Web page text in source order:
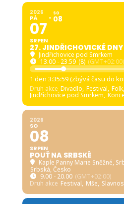
2026
PÁ
07
SRPEN
SO
08
27. JINDŘICHOVICKÉ DNY
Jindřichovice pod Smrkem
13.00 - 23.59 (8) (GMT+02:00)
1 den 3:35:57 (zbývá času do
Druh akce Divadlo, Festival, Folk,
Jindřichovice pod Smrkem,
2026
SO
08
SRPEN
POUŤ NA SRBSKÉ
Kaple Panny Marie Sněžné,
Srbská, Česko
9.00 - 20.00 (GMT+02:00)
Druh akce Festival, Mše,